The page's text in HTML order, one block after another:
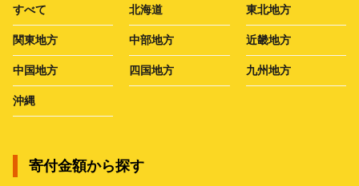
すべて 北海道 東北地方
関東地方 中部地方 近畿地方
中国地方 四国地方 九州地方
沖縄
寄付金額から探す